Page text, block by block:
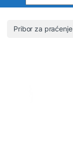
Pribor za praćenje